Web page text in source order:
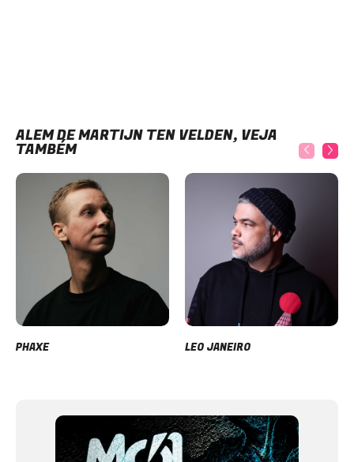
ALÉM DE MARTIJN TEN VELDEN, VEJA
TAMBÉM
PHAXE LEO JANEIRO